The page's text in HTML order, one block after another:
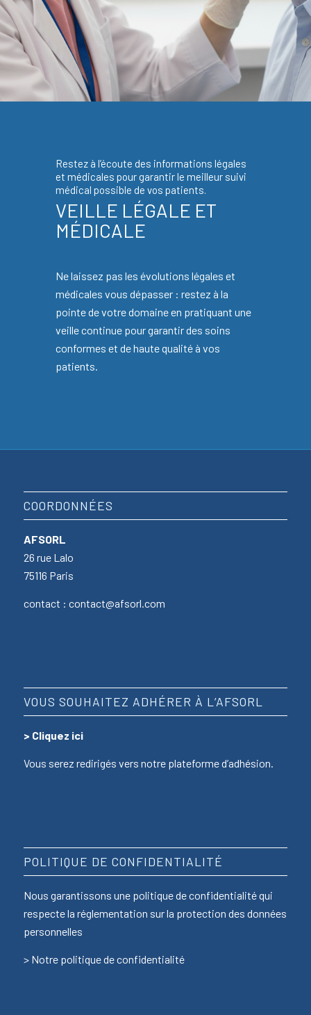
Restez à l’écoute des informations légales
et médicales pour garantir le meilleur suivi
médical possible de vos patients.
VEILLE LÉGALE ET
MÉDICALE
Ne laissez pas les évolutions légales et
médicales vous dépasser : restez à la
pointe de votre domaine en pratiquant une
veille continue pour garantir des soins
conformes et de haute qualité à vos
patients.
COORDONNÉES
AFSORL
26 rue Lalo
75116 Paris
contact : contact@afsorl.com
VOUS SOUHAITEZ ADHÉRER À L’AFSORL
> Cliquez ici
Vous serez redirigés vers notre plateforme d’adhésion.
POLITIQUE DE CONFIDENTIALITÉ
Nous garantissons une politique de confidentialité qui
respecte la réglementation sur la protection des données
personnelles
> Notre politique de confidentialité